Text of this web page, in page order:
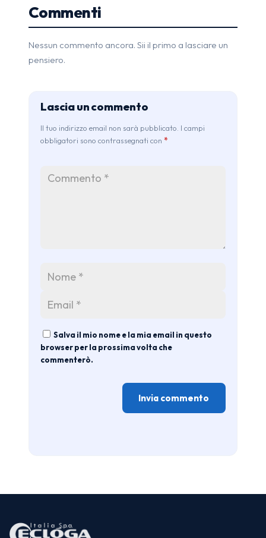
Commenti
Nessun commento ancora. Sii il primo a lasciare un
pensiero.
Lascia un commento
Il tuo indirizzo email non sarà pubblicato. I campi
obbligatori sono contrassegnati con *
Salva il mio nome e la mia email in questo
browser per la prossima volta che
commenterò.